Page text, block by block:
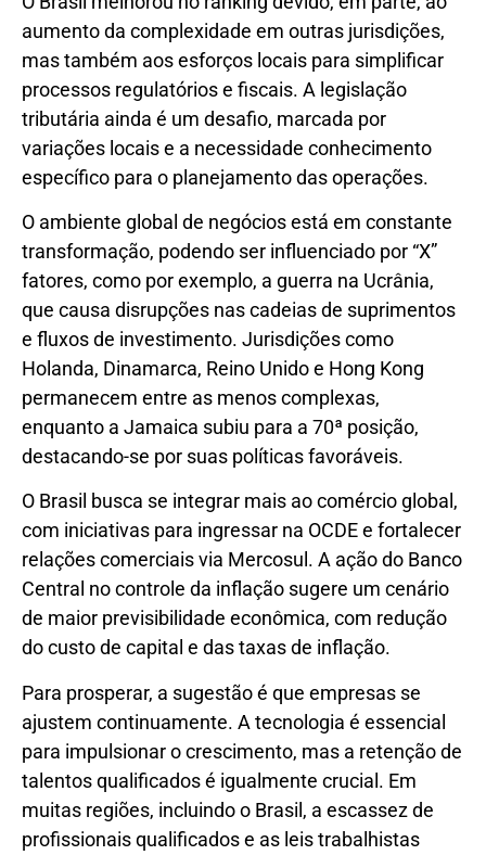
aumento da complexidade em outras jurisdições,
mas também aos esforços locais para simplificar
processos regulatórios e fiscais. A legislação
tributária ainda é um desafio, marcada por
variações locais e a necessidade conhecimento
específico para o planejamento das operações.
O ambiente global de negócios está em constante
transformação, podendo ser influenciado por “X”
fatores, como por exemplo, a guerra na Ucrânia,
que causa disrupções nas cadeias de suprimentos
e fluxos de investimento. Jurisdições como
Holanda, Dinamarca, Reino Unido e Hong Kong
permanecem entre as menos complexas,
enquanto a Jamaica subiu para a 70ª posição,
destacando-se por suas políticas favoráveis.
O Brasil busca se integrar mais ao comércio global,
com iniciativas para ingressar na OCDE e fortalecer
relações comerciais via Mercosul. A ação do Banco
Central no controle da inflação sugere um cenário
de maior previsibilidade econômica, com redução
do custo de capital e das taxas de inflação.
Para prosperar, a sugestão é que empresas se
ajustem continuamente. A tecnologia é essencial
para impulsionar o crescimento, mas a retenção de
talentos qualificados é igualmente crucial. Em
muitas regiões, incluindo o Brasil, a escassez de
profissionais qualificados e as leis trabalhistas